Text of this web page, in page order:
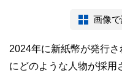
画像で
2024年に新紙幣が発行
にどのような人物が採用